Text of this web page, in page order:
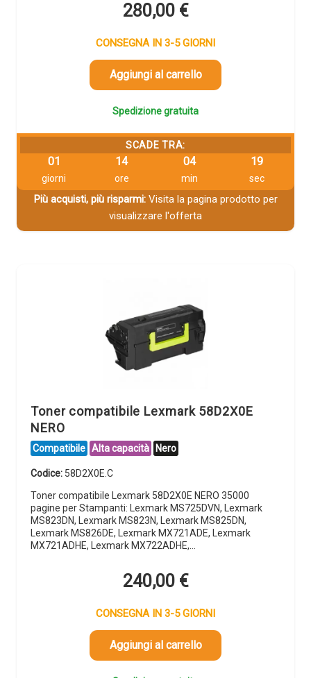
280,00 €
CONSEGNA IN 3-5 GIORNI
Aggiungi al carrello
Spedizione gratuita
SCADE TRA:
01
giorni
14
ore
04
min
18
sec
Più acquisti, più risparmi:Visita la pagina prodotto per
visualizzare l'offerta
Toner compatibile Lexmark 58D2X0E
NERO
Compatibile Alta capacità Nero
Codice: 58D2X0E.C
Toner compatibile Lexmark 58D2X0E NERO 35000
pagine per Stampanti: Lexmark MS725DVN, Lexmark
MS823DN, Lexmark MS823N, Lexmark MS825DN,
Lexmark MS826DE, Lexmark MX721ADE, Lexmark
MX721ADHE, Lexmark MX722ADHE,…
240,00 €
CONSEGNA IN 3-5 GIORNI
Aggiungi al carrello